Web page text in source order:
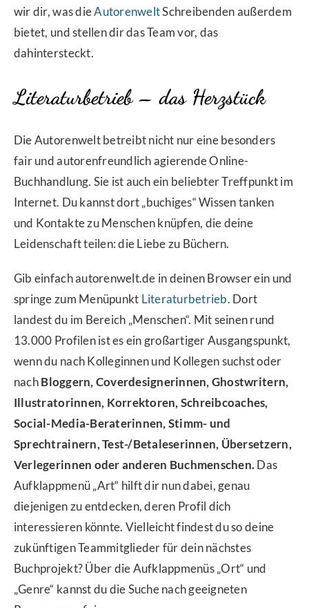
wir dir, was dieAutorenweltSchreibenden außerdem
bietet, und stellen dir das Team vor, das
dahintersteckt.
Literaturbetrieb – das Herzstück
Die Autorenwelt betreibt nicht nur eine besonders
fair und autorenfreundlich agierende Online-
Buchhandlung. Sie ist auch ein beliebter Treffpunkt im
Internet. Du kannst dort „buchiges“ Wissen tanken
und Kontakte zu Menschen knüpfen, die deine
Leidenschaft teilen: die Liebe zu Büchern.
Gib einfach autorenwelt.de in deinen Browser ein und
springe zum Menüpunkt Literaturbetrieb. Dort
landest du im Bereich „Menschen“. Mit seinen rund
13.000 Profilen ist es ein großartiger Ausgangspunkt,
wenn du nach Kolleginnen und Kollegen suchst oder
nachBloggern, Coverdesignerinnen, Ghostwritern,
Illustratorinnen, Korrektoren, Schreibcoaches,
Social-Media-Beraterinnen, Stimm- und
Sprechtrainern, Test-/Betaleserinnen, Übersetzern,
Verlegerinnen oder anderen Buchmenschen.Das
Aufklappmenü „Art“ hilft dir nun dabei, genau
diejenigen zu entdecken, deren Profil dich
interessieren könnte. Vielleicht findest du so deine
zukünftigen Teammitglieder für dein nächstes
Buchprojekt? Über die Aufklappmenüs „Ort“ und
„Genre“ kannst du die Suche nach geeigneten